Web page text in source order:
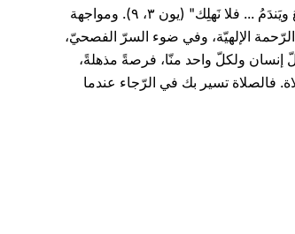
ويرتدّون إليه، بدءاً من الملك، الذي أعطى صوتاً للرّجاء، كما فعل قبطان السّفينة، وقال: "لَعَلَّ اللهَ يَرجِعُ ويَندَمُ ... فلا نَهلِك" (يون ۳، ٩). ومواجهة
الإلهيّة، وفي ضوء السرّ الفصحيّ،
إنسان ولكلّ واحد منّا، فرصةً مذهلةً،
فالصلاة تسير بك في الرّجاء عندما